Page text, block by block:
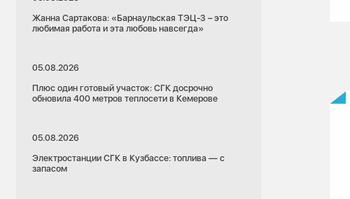
Жанна Сартакова: «Барнаульская ТЭЦ-3 – это
любимая работа и эта любовь навсегда»
05.08.2026
Плюс один готовый участок: СГК досрочно
обновила 400 метров теплосети в Кемерове
05.08.2026
Электростанции СГК в Кузбассе: топлива — с
запасом